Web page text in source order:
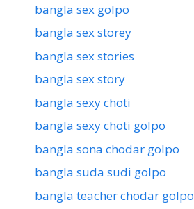
bangla sex golpo
bangla sex storey
bangla sex stories
bangla sex story
bangla sexy choti
bangla sexy choti golpo
bangla sona chodar golpo
bangla suda sudi golpo
bangla teacher chodar golpo